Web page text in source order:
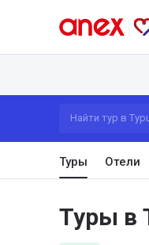
Найти тур в
Туры Отели
Туры в